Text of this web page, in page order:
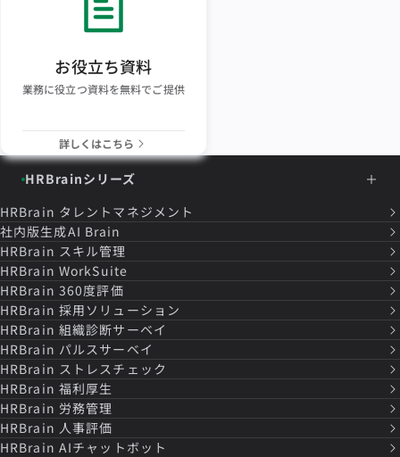
お役立ち資料
業務に役立つ資料を無料でご提供
詳しくはこちら
HRBrainシリーズ
HRBrain タレントマネジメント
社内版生成AI Brain
HRBrain スキル管理
HRBrain WorkSuite
HRBrain 360度評価
HRBrain 採用ソリューション
HRBrain 組織診断サーベイ
HRBrain パルスサーベイ
HRBrain ストレスチェック
HRBrain 福利厚生
HRBrain 労務管理
HRBrain 人事評価
HRBrain AIチャットボット